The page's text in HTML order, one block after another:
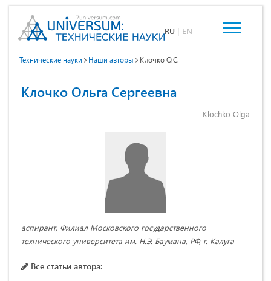
RU | EN
Технические науки Наши авторы Клочко О.С.
Клочко Ольга Сергеевна
Klochko Olga
аспирант, Филиал Московского государственного
технического университета им. Н.Э. Баумана, РФ, г. Калуга
Все статьи автора: